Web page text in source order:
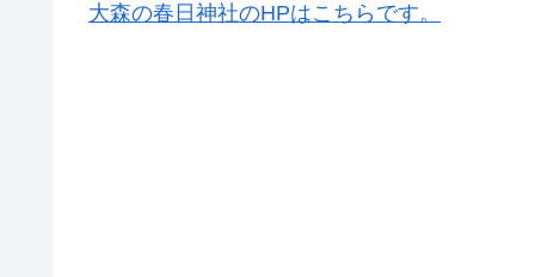
大森の春日神社のHPはこちらです。